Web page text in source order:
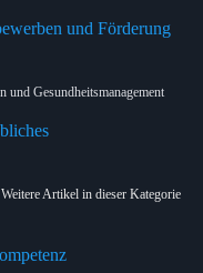
und Förderung
und Gesundheitsmanagement
Weitere Artikel in dieser Kategorie